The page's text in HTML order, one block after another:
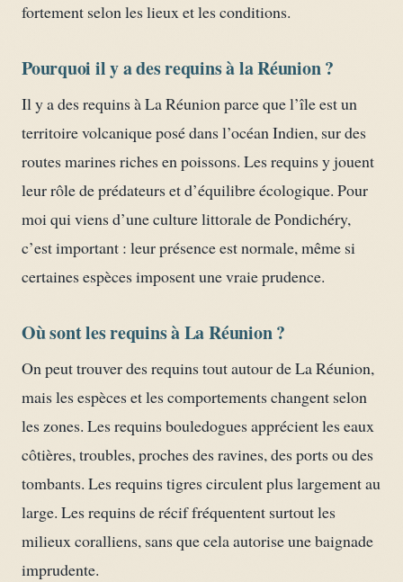
fortement selon les lieux et les conditions.
Pourquoi il y a des requins à la Réunion ?
Il y a des requins à La Réunion parce que l’île est un
territoire volcanique posé dans l’océan Indien, sur des
routes marines riches en poissons. Les requins y jouent
leur rôle de prédateurs et d’équilibre écologique. Pour
moi qui viens d’une culture littorale de Pondichéry,
c’est important : leur présence est normale, même si
certaines espèces imposent une vraie prudence.
Où sont les requins à La Réunion ?
On peut trouver des requins tout autour de La Réunion,
mais les espèces et les comportements changent selon
les zones. Les requins bouledogues apprécient les eaux
côtières, troubles, proches des ravines, des ports ou des
tombants. Les requins tigres circulent plus largement au
large. Les requins de récif fréquentent surtout les
milieux coralliens, sans que cela autorise une baignade
imprudente.